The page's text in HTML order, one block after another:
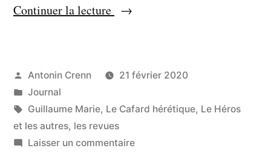
Continuer la lecture « C’est
Martin »
Publié
par
Antonin Crenn
21 février 2020
Publié
dans
Journal
Étiquettes :
Guillaume Marie, Le Cafard hérétique, Le Héros
et les autres, les revues
Laisser un commentairesur